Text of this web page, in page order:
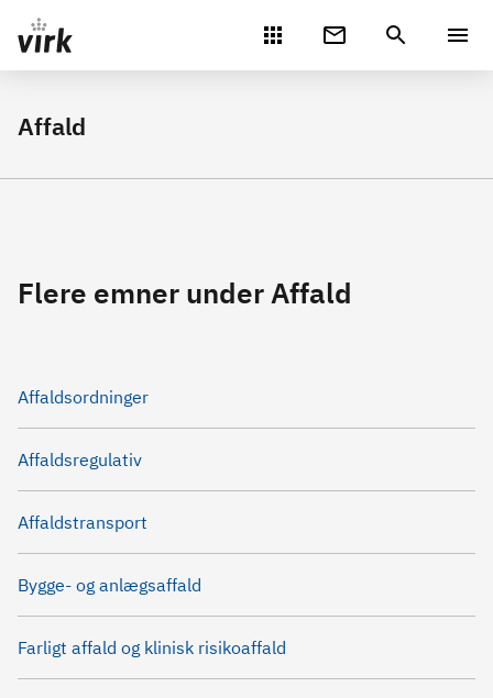
Gå direkte til indhold
Affald
Flere emner under Affald
Affaldsordninger
Affaldsregulativ
Affaldstransport
Bygge- og anlægsaffald
Farligt affald og klinisk risikoaffald